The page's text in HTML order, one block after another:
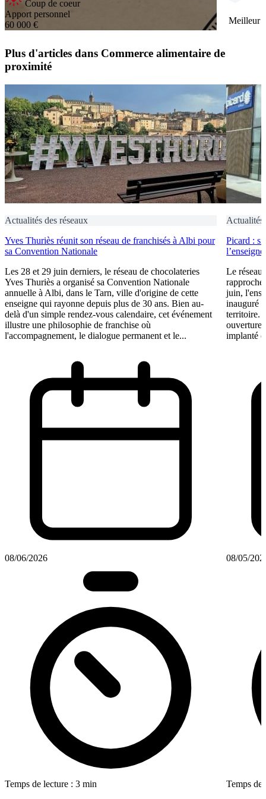
Coup de coeur
Apport personnel
60 000 €
Meilleur
Plus d'articles dans Commerce alimentaire de
proximité
Actualités des réseaux
Yves Thuriès réunit son réseau de franchisés à Albi pour
sa Convention Nationale
Les 28 et 29 juin derniers, le réseau de chocolateries
Yves Thuriès a organisé sa Convention Nationale
annuelle à Albi, dans le Tarn, ville d'origine de cette
enseigne qui rayonne depuis plus de 30 ans. Bien au-
delà d'un simple rendez-vous calendaire, cet événement
illustre une philosophie de franchise où
l'accompagnement, le dialogue permanent et le...
08/06/2026
Temps de lecture : 3 min
Actualités
Picard :
Le réseau
rapproche
juin,
inauguré
territoire.
implanté
08/05/
Temps de